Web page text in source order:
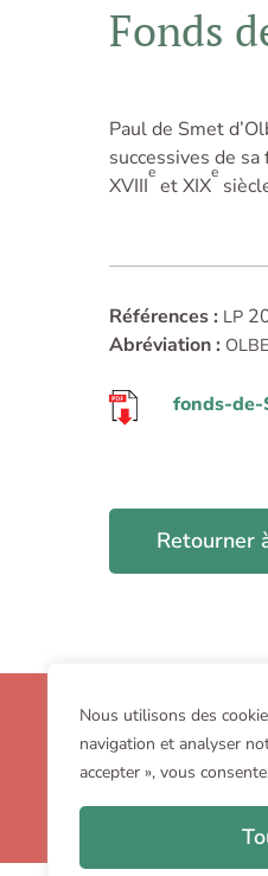
Nous utilisons des
navigation et analyser
accepter », vous
Fonds
Paul de Smet
successives de
XVIII
e
et XIX
e
Références : LP
Abréviation :
fonds-de-
Retourner
OGHB
av. Charles
+32 (0)2 772 50 27